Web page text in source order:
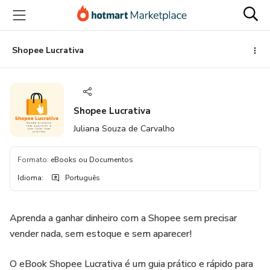
para
conteúdo
principal
para
pagamento
para
rodapéShopee Lucrativa
Shopee Lucrativa
Juliana Souza de Carvalho
Formato: eBooks ou Documentos
Idioma: Português
Aprenda a ganhar dinheiro com a Shopee sem precisar
vender nada, sem estoque e sem aparecer!
O eBook Shopee Lucrativa é um guia prático e rápido para